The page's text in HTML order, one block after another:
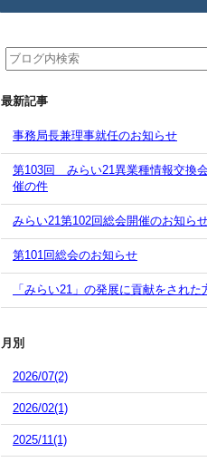
最新記事
事務局長兼理事就任のお知らせ
第103回 みらい21異業種情報交換
催の件
みらい21第102回総会開催のお知ら
第101回総会のお知らせ
「みらい21」の発展に貢献をされた
月別
2026/07(2)
2026/02(1)
2025/11(1)